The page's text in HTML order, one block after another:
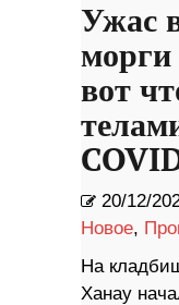
Ужас
вот
20/12/
Новое,
На
Ханау